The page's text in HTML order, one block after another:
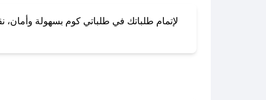
لإتمام طلباتك في طلباتي كوم بسهولة وأمان،